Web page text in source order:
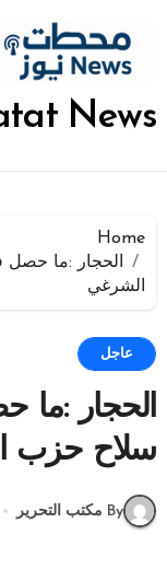
المحتوى
News
Home
الحجار :ما حصل
الشرغي
عاجل
الحجار :ما
سلاح حزب
By مكتب التحرير